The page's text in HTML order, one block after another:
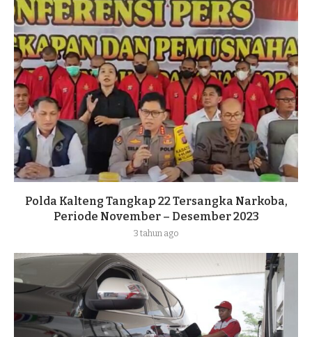
Polda Kalteng Tangkap 22 Tersangka Narkoba,
Periode November – Desember 2023
3 tahun ago